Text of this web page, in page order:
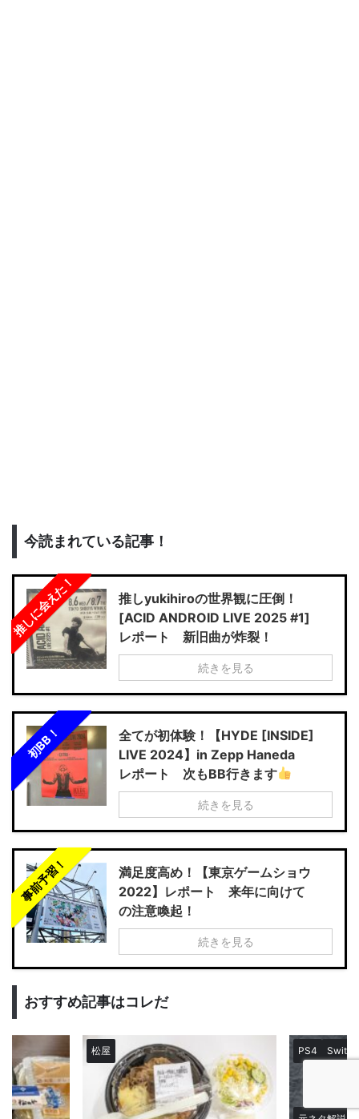
今読まれている記事！
推しに会えた！
推しyukihiroの世界観に圧倒！
[ACID ANDROID LIVE 2025 #1]
レポート 新旧曲が炸裂！
続きを見る
初BB！
全てが初体験！【HYDE [INSIDE]
LIVE 2024】in Zepp Haneda
レポート 次もBB行きます
続きを見る
事前予習！
満足度高め！【東京ゲームショウ
2022】レポート 来年に向けて
の注意喚起！
続きを見る
おすすめ記事はコレだ
松屋 PS4 Switch